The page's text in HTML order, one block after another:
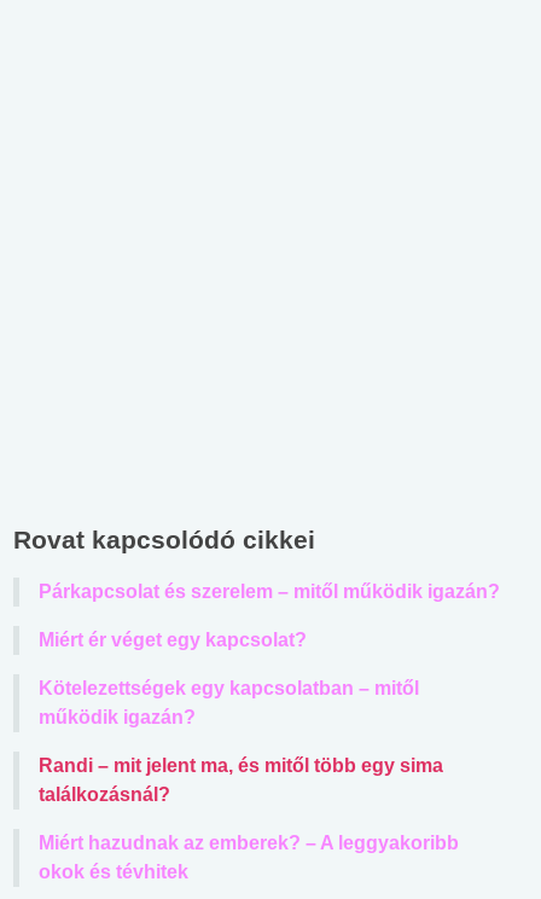
Rovat kapcsolódó cikkei
Párkapcsolat és szerelem – mitől működik igazán?
Miért ér véget egy kapcsolat?
Kötelezettségek egy kapcsolatban – mitől
működik igazán?
Randi – mit jelent ma, és mitől több egy sima
találkozásnál?
Miért hazudnak az emberek? – A leggyakoribb
okok és tévhitek